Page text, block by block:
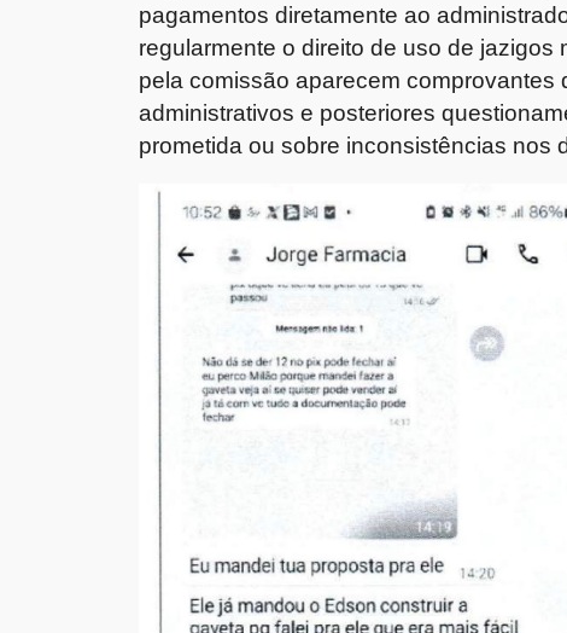
pagamentos diretamente ao
regularmente o direito de uso de
pela comissão aparecem
administrativos e posteriores
prometida ou sobre inconsistências nos